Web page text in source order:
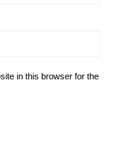
in this browser for the